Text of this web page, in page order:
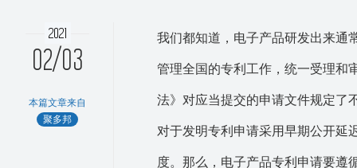
2021
02/03
本篇文章来自
聚多邦
我们都知道，电子产品研发出来通
管理全国的专利工作，统一受理和
法》对应当提交的申请文件规定了
对于发明专利申请采用早期公开延
度。那么，电子产品专利申请要遵